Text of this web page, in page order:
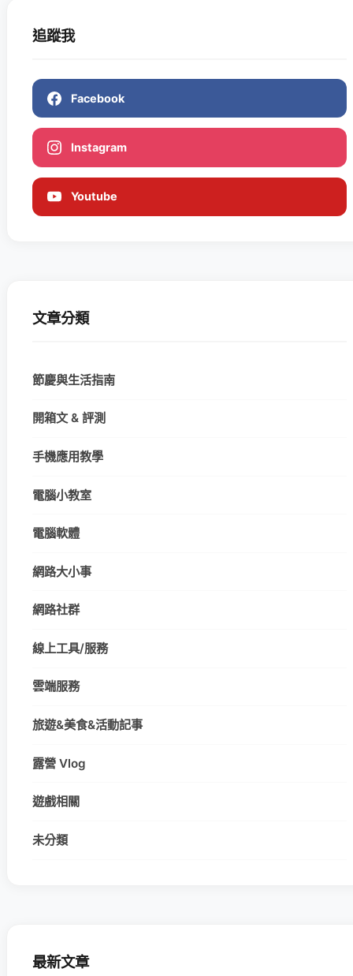
追蹤我
Facebook
Instagram
Youtube
文章分類
節慶與生活指南
開箱文 & 評測
手機應用教學
電腦小教室
電腦軟體
網路大小事
網路社群
線上工具/服務
雲端服務
旅遊&美食&活動記事
露營 Vlog
遊戲相關
未分類
最新文章